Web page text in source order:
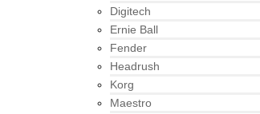
Digitech
Ernie Ball
Fender
Headrush
Korg
Maestro